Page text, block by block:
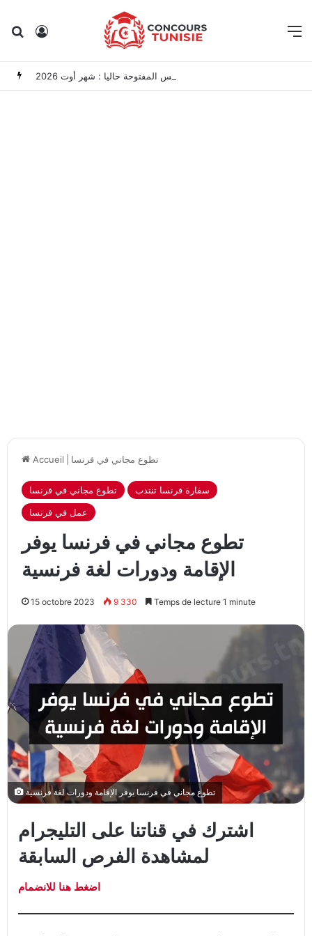
Rechercher
Accueil تطوع مجاني في فرنسا
تطوع مجاني في فرنسا
سفارة فرنسا تنتدب
عمل في فرنسا
تطوع مجاني في فرنسا يوفر
الإقامة ودورات لغة فرنسية
15 octobre 2023 9 330 Temps de lecture 1 minute
تطوع مجاني في فرنسا يوفر الإقامة ودورات لغة فرنسية
اشترك في قناتنا على التليجرام
لمشاهدة الفرص السابقة
اضغط هنا للانضمام